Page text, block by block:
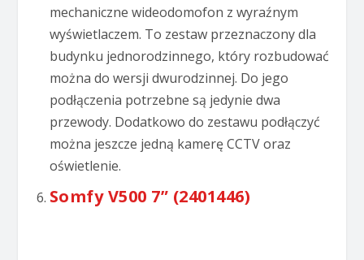
mechaniczne wideodomofon z wyraźnym
wyświetlaczem. To zestaw przeznaczony dla
budynku jednorodzinnego, który rozbudować
można do wersji dwurodzinnej. Do jego
podłączenia potrzebne są jedynie dwa
przewody. Dodatkowo do zestawu podłączyć
można jeszcze jedną kamerę CCTV oraz
oświetlenie.
Somfy V500 7” (2401446)